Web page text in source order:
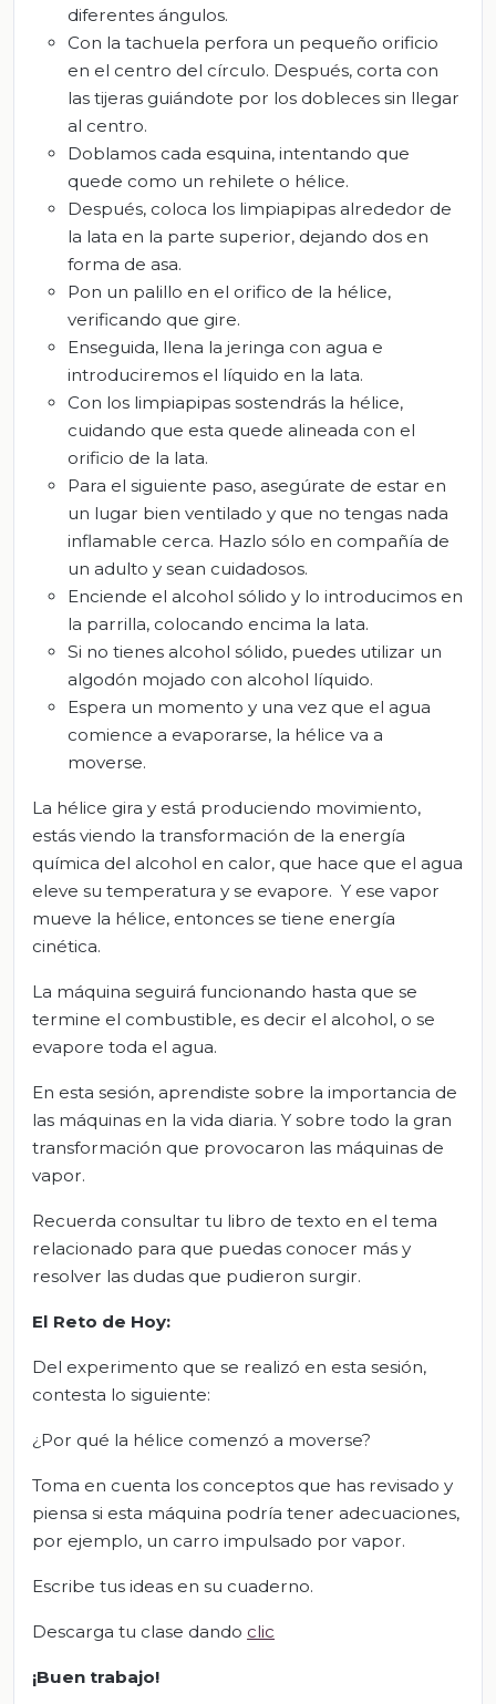
diferentes ángulos.
Con la tachuela perfora un pequeño orificio
en el centro del círculo. Después, corta con
las tijeras guiándote por los dobleces sin llegar
al centro.
Doblamos cada esquina, intentando que
quede como un rehilete o hélice.
Después, coloca los limpiapipas alrededor de
la lata en la parte superior, dejando dos en
forma de asa.
Pon un palillo en el orifico de la hélice,
verificando que gire.
Enseguida, llena la jeringa con agua e
introduciremos el líquido en la lata.
Con los limpiapipas sostendrás la hélice,
cuidando que esta quede alineada con el
orificio de la lata.
Para el siguiente paso, asegúrate de estar en
un lugar bien ventilado y que no tengas nada
inflamable cerca. Hazlo sólo en compañía de
un adulto y sean cuidadosos.
Enciende el alcohol sólido y lo introducimos en
la parrilla, colocando encima la lata.
Si no tienes alcohol sólido, puedes utilizar un
algodón mojado con alcohol líquido.
Espera un momento y una vez que el agua
comience a evaporarse, la hélice va a
moverse.
La hélice gira y está produciendo movimiento,
estás viendo la transformación de la energía
química del alcohol en calor, que hace que el agua
eleve su temperatura y se evapore. Y ese vapor
mueve la hélice, entonces se tiene energía
cinética.
La máquina seguirá funcionando hasta que se
termine el combustible, es decir el alcohol, o se
evapore toda el agua.
En esta sesión, aprendiste sobre la importancia de
las máquinas en la vida diaria. Y sobre todo la gran
transformación que provocaron las máquinas de
vapor.
Recuerda consultar tu libro de texto en el tema
relacionado para que puedas conocer más y
resolver las dudas que pudieron surgir.
El Reto de Hoy:
Del experimento que se realizó en esta sesión,
contesta lo siguiente:
¿Por qué la hélice comenzó a moverse?
Toma en cuenta los conceptos que has revisado y
piensa si esta máquina podría tener adecuaciones,
por ejemplo, un carro impulsado por vapor.
Escribe tus ideas en su cuaderno.
Descarga tu clase dando clic
¡Buen trabajo!